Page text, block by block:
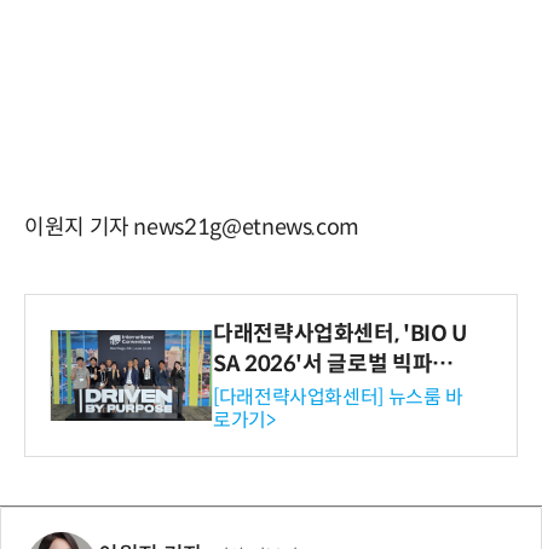
이원지 기자 news21g@etnews.com
다래전략사업화센터, 'BIO U
SA 2026'서 글로벌 빅파마
와의 비즈니스 미팅 지원…K
-바이오 해외 진출 교두보 확
보
[다래전략사업화센터] 뉴스룸 바
로가기>